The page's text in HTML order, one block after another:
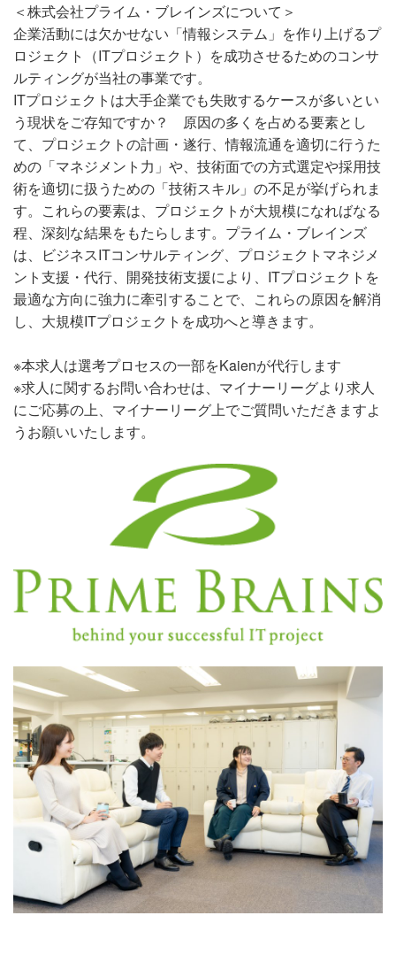
＜株式会社プライム・ブレインズについて＞
企業活動には欠かせない「情報システム」を作り上げるプ
ロジェクト（ITプロジェクト）を成功させるためのコンサ
ルティングが当社の事業です。
ITプロジェクトは大手企業でも失敗するケースが多いとい
う現状をご存知ですか？ 原因の多くを占める要素とし
て、プロジェクトの計画・遂行、情報流通を適切に行うた
めの「マネジメント力」や、技術面での方式選定や採用技
術を適切に扱うための「技術スキル」の不足が挙げられま
す。これらの要素は、プロジェクトが大規模になればなる
程、深刻な結果をもたらします。プライム・ブレインズ
は、ビジネスITコンサルティング、プロジェクトマネジメ
ント支援・代行、開発技術支援により、ITプロジェクトを
最適な方向に強力に牽引することで、これらの原因を解消
し、大規模ITプロジェクトを成功へと導きます。
※本求人は選考プロセスの一部をKaienが代行します
※求人に関するお問い合わせは、マイナーリーグより求人
にご応募の上、マイナーリーグ上でご質問いただきますよ
うお願いいたします。